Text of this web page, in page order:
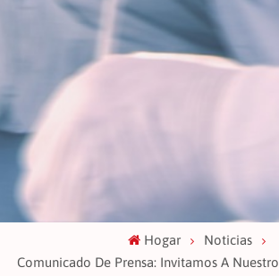
Hogar
Noticias
Comunicado De Prensa: Invitamos A